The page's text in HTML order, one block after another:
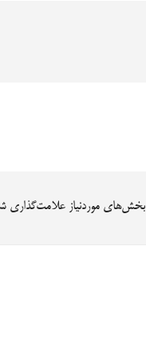
بخش‌های موردنیاز علامت‌گذاری